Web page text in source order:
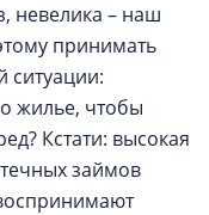
невелика – наш
принимать
ситуации:
жилье, чтобы
Кстати: высокая
займов